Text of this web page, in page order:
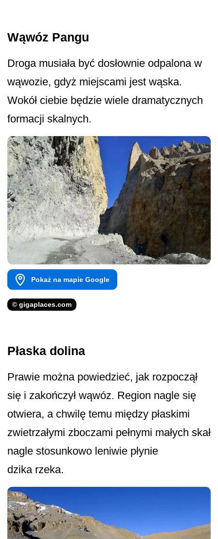
Wąwóz Pangu
Droga musiała być dosłownie odpalona w
wąwozie, gdyż miejscami jest wąska.
Wokół ciebie będzie wiele dramatycznych
formacji skalnych.
Pokaż na mapie Google
© gigaplaces.com
Płaska dolina
Prawie można powiedzieć, jak rozpoczął
się i zakończył wąwóz. Region nagle się
otwiera, a chwilę temu między płaskimi
zwietrzałymi zboczami pełnymi małych skał
nagle stosunkowo leniwie płynie
dzika rzeka.